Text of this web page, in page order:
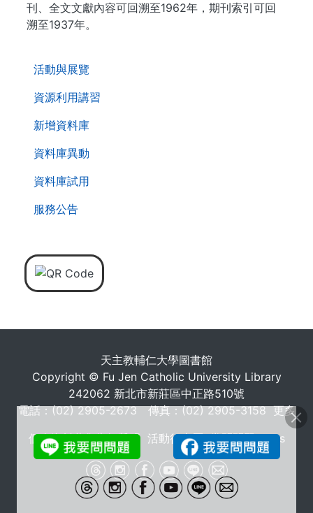
活動與展覽
資源利用講習
新增資料庫
資料庫異動
資料庫試用
服務公告
刊、全文文獻內容可回溯至1962年，期刊索引可回
溯至1937年。
天主教輔仁大學圖書館
Copyright © Fu Jen Catholic University Library
242062 新北市新莊區中正路510號
電話：(02) 2905-2673 傳真：(02) 2905-3158更多
個人資料蒐集告知聲明 活動行事曆 常問問題 FAQs